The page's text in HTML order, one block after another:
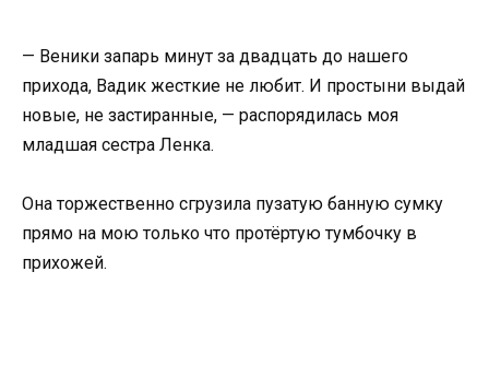
— Веники запарь минут за двадцать до нашего
прихода, Вадик жесткие не любит. И простыни выдай
новые, не застиранные, — распорядилась моя
младшая сестра Ленка.
Она торжественно сгрузила пузатую банную сумку
прямо на мою только что протёртую тумбочку в
прихожей.